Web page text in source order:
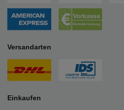
Versandarten
Einkaufen